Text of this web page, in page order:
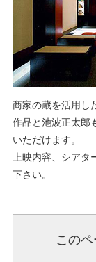
商家の蔵を活用し
作品と池波正太郎
いただけます。
上映内容、シア
下さい。
この